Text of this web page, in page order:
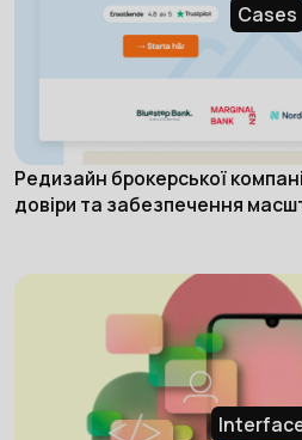
Cases
Редизайн брокерської
довіри та забезпечення